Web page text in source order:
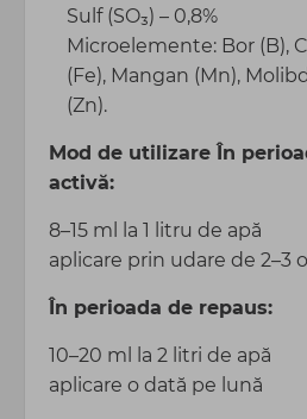
Sulf (SO₃) – 0,8%
Microelemente: Bor (B),
(Fe), Mangan (Mn),
(Zn).
Mod de utilizareÎn
activă:
8–15 ml la 1 litru de apă
aplicare prin udare de 2–3
În perioada de repaus:
10–20 ml la 2 litri de apă
aplicare o dată pe lună